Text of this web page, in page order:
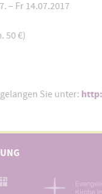
– Fr 14.07.2017
50 €)
Sie unter: